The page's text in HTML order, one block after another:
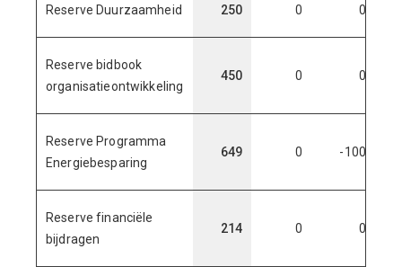
Reserve Duurzaamheid 250 0 0
Reserve bidbook
organisatieontwikkeling
450 0 0
Reserve Programma
Energiebesparing
649 0 -100
Reserve financiële
bijdragen
214 0 0